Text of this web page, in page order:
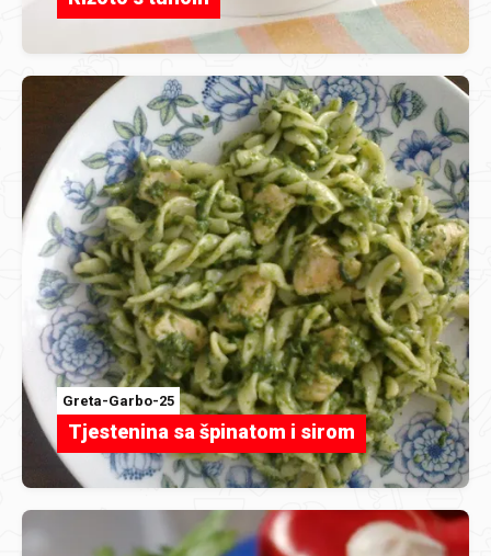
Greta-Garbo-25
Tjestenina sa špinatom i sirom